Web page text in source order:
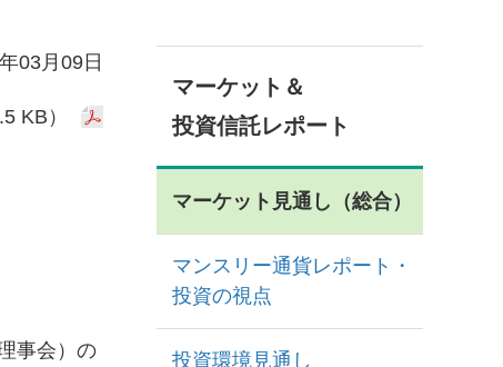
03月09日
KB）
事会）の
マーケット＆
投資信託レポート
マーケット見通し（総合）
マンスリー通貨レポート・
投資の視点
投資環境見通し